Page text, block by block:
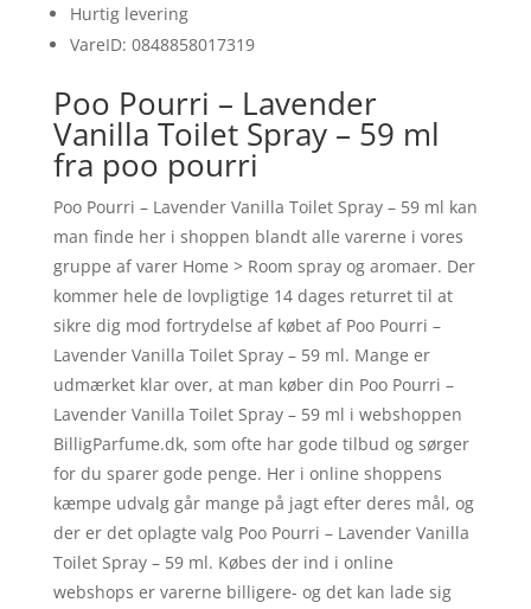
Hurtig levering
VareID: 0848858017319
Poo Pourri – Lavender
Vanilla Toilet Spray – 59 ml
fra poo pourri
Poo Pourri – Lavender Vanilla Toilet Spray – 59 ml kan
man finde her i shoppen blandt alle varerne i vores
gruppe af varer Home > Room spray og aromaer. Der
kommer hele de lovpligtige 14 dages returret til at
sikre dig mod fortrydelse af købet af Poo Pourri –
Lavender Vanilla Toilet Spray – 59 ml. Mange er
udmærket klar over, at man køber din Poo Pourri –
Lavender Vanilla Toilet Spray – 59 ml i webshoppen
BilligParfume.dk, som ofte har gode tilbud og sørger
for du sparer gode penge. Her i online shoppens
kæmpe udvalg går mange på jagt efter deres mål, og
der er det oplagte valg Poo Pourri – Lavender Vanilla
Toilet Spray – 59 ml. Købes der ind i online
webshops er varerne billigere- og det kan lade sig